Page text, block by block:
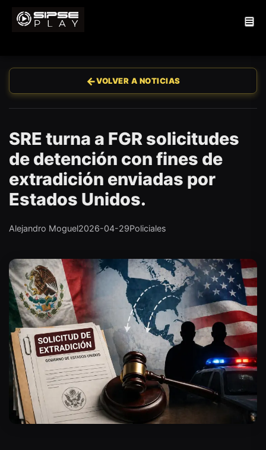
←VOLVER A NOTICIAS
SRE turna a FGR solicitudes
de detención con fines de
extradición enviadas por
Estados Unidos.
Alejandro Moguel2026-04-29Policiales